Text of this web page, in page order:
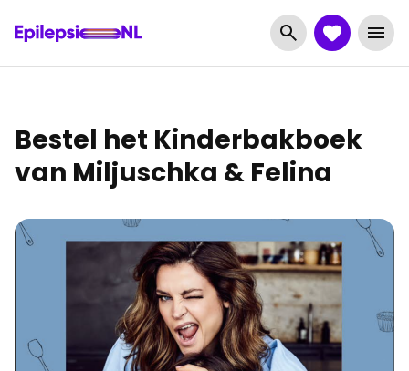
Bestel het Kinderbakboek
van Miljuschka & Felina